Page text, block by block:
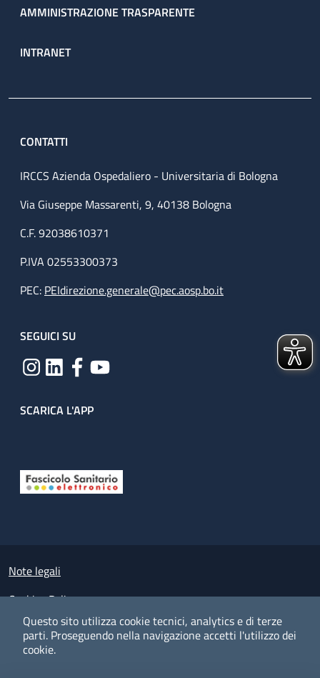
Questo sito utilizza cookie tecnici, analytics e di terze
parti. Proseguendo nella navigazione accetti l'utilizzo dei
cookie.
AMMINISTRAZIONE TRASPARENTE
INTRANET
CONTATTI
IRCCS Azienda Ospedaliero - Universitaria di Bologna
Via Giuseppe Massarenti, 9, 40138 Bologna
C.F. 92038610371
P.IVA 02553300373
PEC: PEIdirezione.generale@pec.aosp.bo.it
SEGUICI SU
SCARICA L'APP
Small prints
Note legali
Cookies Policy
Policy privacy e protezione del dato personale
Albo pretorio on-line